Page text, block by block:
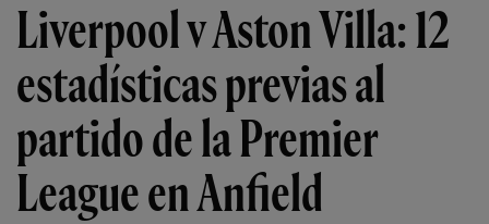
Liverpool v Aston Villa: 12
estadísticas previas al
partido de la Premier
League en Anfield